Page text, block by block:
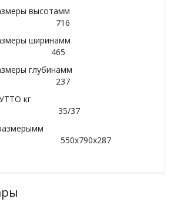
размеры высотамм
размеры ширинамм
размеры глубинамм
БРУТТО кг
37
размерымм